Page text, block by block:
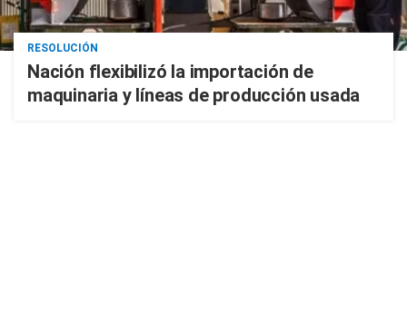
RESOLUCIÓN
Nación flexibilizó la importación de
maquinaria y líneas de producción usada